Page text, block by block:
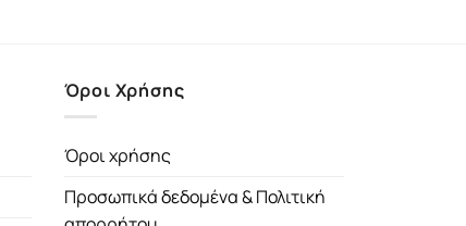
Όροι Χρήσης
Όροι χρήσης
Προσωπικά δεδομένα & Πολιτική